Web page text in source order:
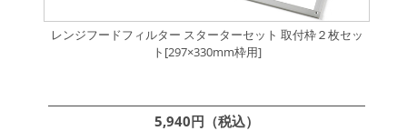
レンジフードフィルター スターターセット 取付枠２枚セッ
ト[297×330mm枠用]
5,940円（税込）